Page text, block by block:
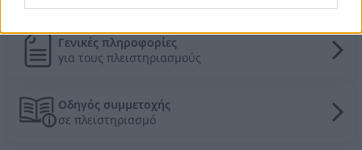
Τα πάντα για τους πλειστηριασμούς
Γενικές πληροφορίες
για τους πλειστηριασμούς
Οδηγός συμμετοχής
σε πλειστηριασμό